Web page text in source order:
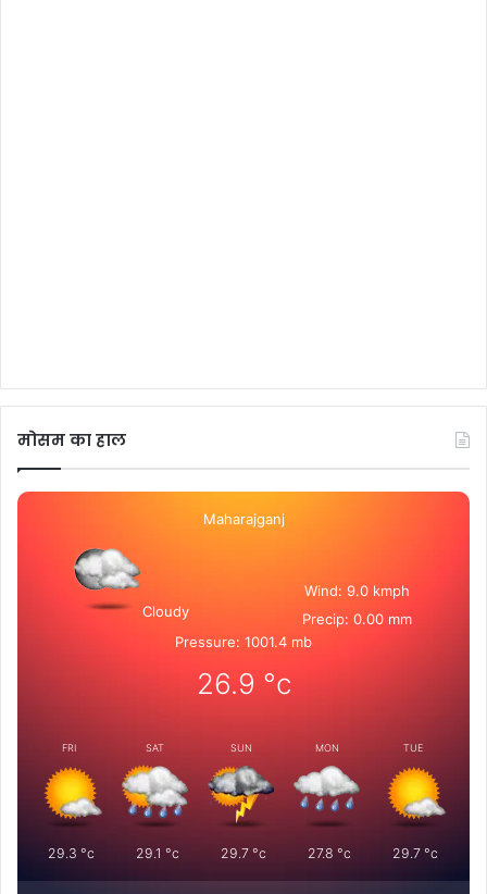
मोसम का हाल
Maharajganj
Cloudy
Wind: 9.0 kmph
Precip: 0.00 mm
Pressure: 1001.4 mb
26.9 °c
FRI
29.3 °c
SAT
29.1 °c
SUN
29.7°c
MON
27.8 °c
TUE
29.7 °c